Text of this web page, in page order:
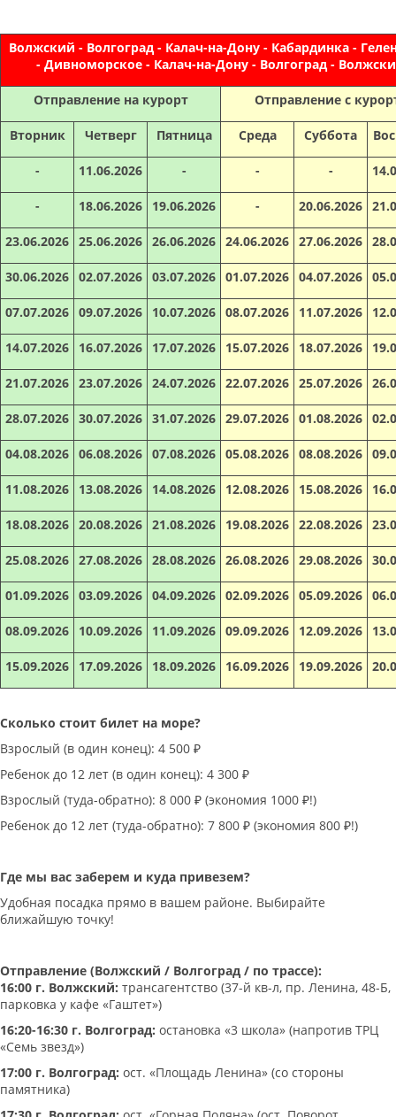
Волжский - Волгоград - Калач-на-Дону - Кабардинка -
- Дивноморское - Калач-на-Дону - Волгоград -
Отправление на курорт Отправление с
Вторник Четверг Пятница Среда Суббота
- 11.06.2026 - - -
- 18.06.2026 19.06.2026 - 20.06.2026
23.06.2026 25.06.2026 26.06.2026 24.06.2026 27.06.2026
30.06.2026 02.07.2026 03.07.2026 01.07.2026 04.07.2026
07.07.2026 09.07.2026 10.07.2026 08.07.2026 11.07.2026
14.07.2026 16.07.2026 17.07.2026 15.07.2026 18.07.2026
21.07.2026 23.07.2026 24.07.2026 22.07.2026 25.07.2026
28.07.2026 30.07.2026 31.07.2026 29.07.2026 01.08.2026
04.08.2026 06.08.2026 07.08.2026 05.08.2026 08.08.2026
11.08.2026 13.08.2026 14.08.2026 12.08.2026 15.08.2026
18.08.2026 20.08.2026 21.08.2026 19.08.2026 22.08.2026
25.08.2026 27.08.2026 28.08.2026 26.08.2026 29.08.2026
01.09.2026 03.09.2026 04.09.2026 02.09.2026 05.09.2026
08.09.2026 10.09.2026 11.09.2026 09.09.2026 12.09.2026
15.09.2026 17.09.2026 18.09.2026 16.09.2026 19.09.2026
Сколько стоит билет на море?
Взрослый (в один конец): 4 500 ₽
Ребенок до 12 лет (в один конец): 4 300 ₽
Взрослый (туда-обратно): 8 000 ₽ (экономия 1000 ₽!)
Ребенок до 12 лет (туда-обратно): 7 800 ₽ (экономия 800 ₽!)
Где мы вас заберем и куда привезем?
Удобная посадка прямо в вашем районе. Выбирайте
ближайшую точку!
Отправление (Волжский / Волгоград / по трассе):
16:00 г. Волжский: трансагентство (37-й кв-л, пр. Ленина, 48-Б,
парковка у кафе «Гаштет»)
16:20-16:30 г. Волгоград: остановка «3 школа» (напротив ТРЦ
«Семь звезд»)
17:00 г. Волгоград: ост. «Площадь Ленина» (со стороны
памятника)